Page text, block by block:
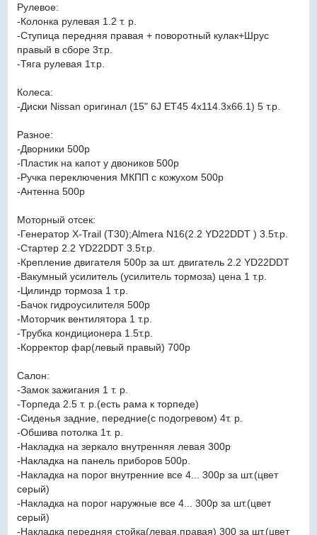
Рулевое:
-Колонка рулевая 1.2 т. р.
-Ступица передняя правая + поворотный кулак+Шрус
правый в сборе 3т.р.
-Тяга рулевая 1т.р.
Колеса:
-Диски Nissan оригинал (15" 6J ET45 4x114.3x66.1) 5 т.р.
Разное:
-Дворники 500р
-Пластик на капот у двоников 500р
-Ручка переключения МКПП с кожухом 500р
-Антенна 500р
Моторный отсек:
-Генератор X-Trail (T30);Almera N16(2.2 YD22DDT ) 3.5т.р.
-Стартер 2.2 YD22DDT 3.5т.р.
-Крепление двигателя 500р за шт. двигатель 2.2 YD22DDT
-Вакумный усилитель (усилитель тормоза) цена 1 т.р.
-Цилиндр тормоза 1 т.р.
-Бачок гидроусилителя 500р
-Моторчик вентилятора 1 т.р.
-Трубка кондиционера 1.5т.р.
-Корректор фар(левый правый) 700р
Салон:
-Замок зажигания 1 т. р.
-Торпеда 2.5 т. р.(есть рама к торпеде)
-Сиденья задние, передние(с подогревом) 4т. р.
-Обшива потолка 1т. р.
-Накладка на зеркало внутренняя левая 300р
-Накладка на панель приборов 500р.
-Накладка на порог внутренние все 4... 300р за шт.(цвет
серый)
-Накладка на порог наружные все 4... 300р за шт.(цвет
серый)
-Накладка передняя стойка(левая,правая) 300 за шт.(цвет